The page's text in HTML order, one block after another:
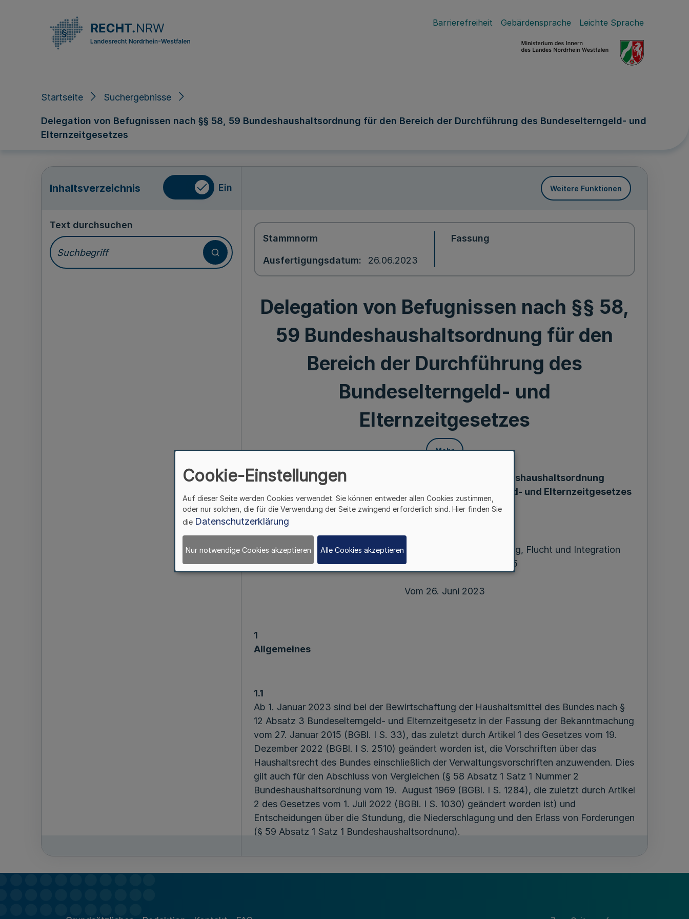
Barrierefreiheit Gebärdensprache Leichte Sprache
Startseite Suchergebnisse
Delegation von Befugnissen nach §§ 58, 59 Bundeshaushaltsordnung für den Bereich der Durchführung des Bundeselterngeld- und
Elternzeitgesetzes
Inhaltsverzeichnis Ein Weitere Funktionen
Text durchsuchen
Stammnorm
Ausfertigungsdatum 26.06.2023
Fassung
Delegation von Befugnissen nach §§ 58,
59 Bundeshaushaltsordnung für den
Bereich der Durchführung des
Bundeselterngeld- und
Elternzeitgesetzes
Mehr
Delegation von Befugnissen nach §§ 58, 59 Bundeshaushaltsordnung
für den Bereich der Durchführung des Bundeselterngeld- und Elternzeitgesetzes
des Ministeriums für Kinder, Jugend, Familie, Gleichstellung, Flucht und Integration
313 – 96.04.02 – 2023 – 0000005
Vom 26. Juni 2023
1
Allgemeines
1.1
Ab 1. Januar 2023 sind bei der Bewirtschaftung der Haushaltsmittel des Bundes nach §
12 Absatz 3 Bundeselterngeld- und Elternzeitgesetz in der Fassung der Bekanntmachung
vom 27. Januar 2015 (BGBl. I S. 33), das zuletzt durch Artikel 1 des Gesetzes vom 19.
Dezember 2022 (BGBl. I S. 2510) geändert worden ist, die Vorschriften über das
Haushaltsrecht des Bundes einschließlich der Verwaltungsvorschriften anzuwenden. Dies
gilt auch für den Abschluss von Vergleichen (§ 58 Absatz 1 Satz 1 Nummer 2
Bundeshaushaltsordnung vom 19. August 1969 (BGBl. I S. 1284), die zuletzt durch Artikel
2 des Gesetzes vom 1. Juli 2022 (BGBl. I S. 1030) geändert worden ist) und
Entscheidungen über die Stundung, die Niederschlagung und den Erlass von Forderungen
(§ 59 Absatz 1 Satz 1 Bundeshaushaltsordnung).
1.2
Cookie-Einstellungen
Auf dieser Seite werden Cookies verwendet. Sie können entweder allen Cookies zustimmen,
oder nur solchen, die für die Verwendung der Seite zwingend erforderlich sind. Hier finden Sie
die Datenschutzerklärung
Nur notwendige Cookies akzeptieren Alle Cookies akzeptieren